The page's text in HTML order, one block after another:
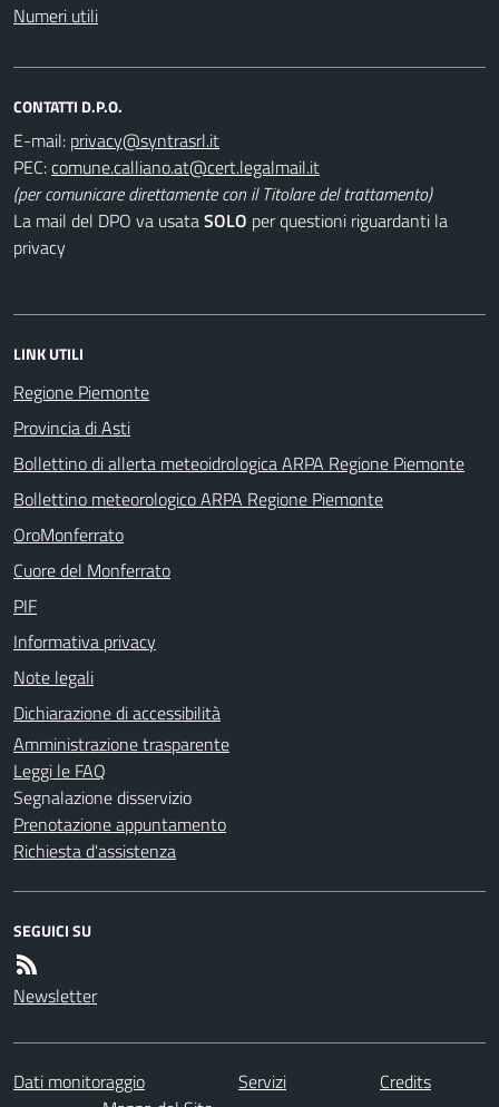
Numeri utili
CONTATTI D.P.O.
E-mail:
PEC:
(per comunicare direttamente con il Titolare del trattamento)
La mail del DPO va usataSOLO per questioni riguardanti la
privacy
LINK UTILI
Regione Piemonte
Provincia di Asti
Bollettino di allerta meteoidrologica ARPA Regione Piemonte
Bollettino meteorologico ARPA Regione Piemonte
OroMonferrato
Cuore del Monferrato
PIF
Informativa privacy
Note legali
Dichiarazione di accessibilità
Amministrazione trasparente
Leggi le FAQ
Segnalazione disservizio
Prenotazione appuntamento
Richiesta d'assistenza
SEGUICI SU
Newsletter
Dati monitoraggio Servizi
Credits